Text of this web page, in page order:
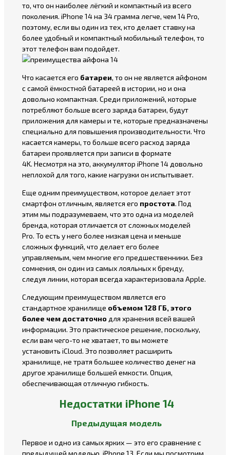
то, что он наиболее лёгкий и компактный из всего
поколения. iPhone 14 на 34 грамма легче, чем 14 Pro,
поэтому, если вы один из тех, кто делает ставку на
более удобный и компактный мобильный телефон, то
этот телефон вам подойдет.
Что касается его батареи, то он не является айфоном
с самой ёмкостной батареей в истории, но и она
довольно компактная. Среди приложений, которые
потребляют больше всего заряда батареи, будут
приложения для камеры и те, которые предназначены
специально для повышения производительности. Что
касается камеры, то больше всего расход заряда
батареи проявляется при записи в формате
4K. Несмотря на это, аккумулятор iPhone 14 довольно
неплохой для того, какие нагрузки он испытывает.
Еще одним преимуществом, которое делает этот
смартфон отличным, является его простота. Под
этим мы подразумеваем, что это одна из моделей
бренда, которая отличается от сложных моделей
Pro. То есть у него более низкая цена и меньше
сложных функций, что делает его более
управляемым, чем многие его предшественники. Без
сомнения, он один из самых лояльных к бренду,
следуя линии, которая всегда характеризовала Apple.
Следующим преимуществом является его
стандартное хранилище объемом 128 ГБ, этого
более чем достаточно для хранения всей вашей
информации. Это практическое решение, поскольку,
если вам чего-то не хватает, то вы можете
установить iCloud. Это позволяет расширить
хранилище, не тратя большее количество денег на
другое хранилище большей емкости. Опция,
обеспечивающая отличную гибкость.
Недостатки iPhone 14
Предыдущая модель
Первое и одно из самых ярких — это его сравнение с
предыдущей моделью, iPhone 13. Если мы посмотрим,